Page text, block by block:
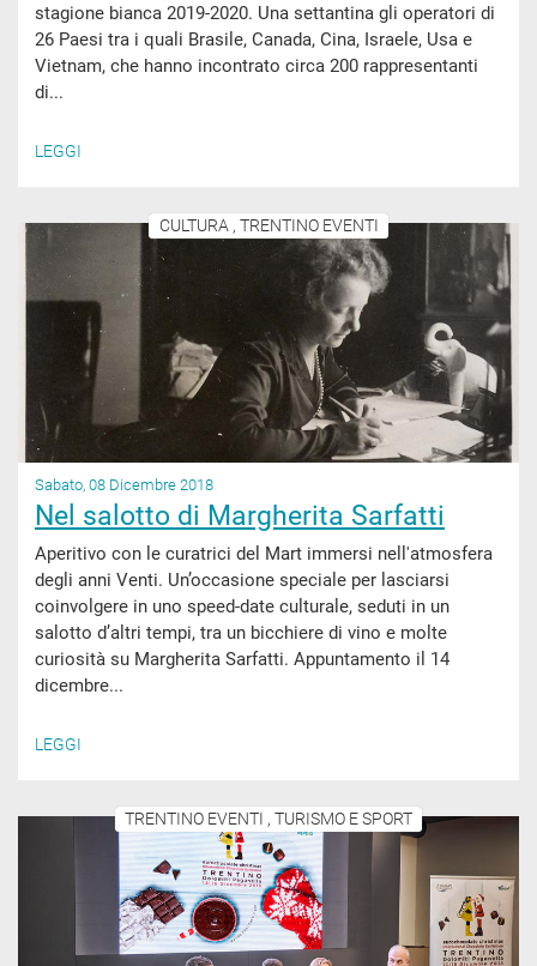
stagione bianca 2019-2020. Una settantina gli operatori di
26 Paesi tra i quali Brasile, Canada, Cina, Israele, Usa e
Vietnam, che hanno incontrato circa 200 rappresentanti
di...
LEGGI
CULTURA , TRENTINO EVENTI
Sabato, 08 Dicembre 2018
Nel salotto di Margherita Sarfatti
Aperitivo con le curatrici del Mart immersi nell'atmosfera
degli anni Venti. Un’occasione speciale per lasciarsi
coinvolgere in uno speed-date culturale, seduti in un
salotto d’altri tempi, tra un bicchiere di vino e molte
curiosità su Margherita Sarfatti. Appuntamento il 14
dicembre...
LEGGI
TRENTINO EVENTI , TURISMO E SPORT